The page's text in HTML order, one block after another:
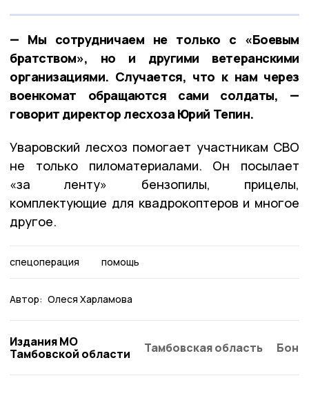
— Мы сотрудничаем не только с «Боевым
братством», но и другими ветеранскими
организациями. Случается, что к нам через
военкомат обращаются сами солдаты, —
говорит директор лесхоза Юрий Тепин.
Уваровский лесхоз помогает участникам СВО
не только пиломатериалами. Он посылает
«за ленту» бензопилы, прицелы,
комплектующие для квадрокоптеров и многое
другое.
спецоперация помощь
Автор: Олеся Харламова
Издания МО
Тамбовской области
Тамбовская область